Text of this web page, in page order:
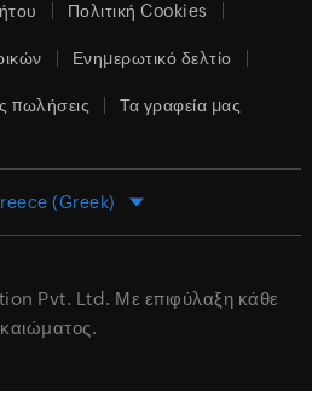
Πολιτική Cookies
Ενημερωτικό δελτίο
πωλήσεις Τα γραφεία μας
(Greek)
Pvt. Ltd. Με επιφύλαξη κάθε